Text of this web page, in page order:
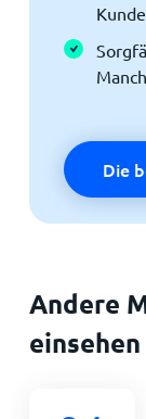
Die
Andere
einsehen